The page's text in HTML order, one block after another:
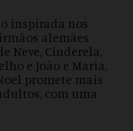
inspirada nos
alemães
Neve, Cinderela,
e João e Maria,
promete mais
com uma